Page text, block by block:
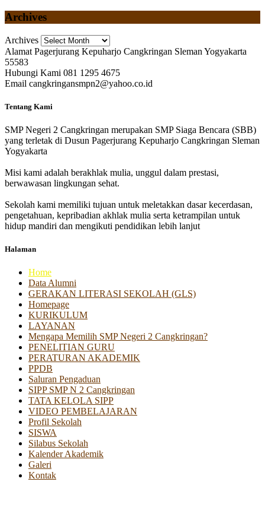
Archives
Archives
Alamat Pagerjurang Kepuharjo Cangkringan Sleman Yogyakarta
55583
Hubungi Kami 081 1295 4675
Email cangkringansmpn2@yahoo.co.id
Tentang Kami
SMP Negeri 2 Cangkringan merupakan SMP Siaga Bencara (SBB)
yang terletak di Dusun Pagerjurang Kepuharjo Cangkringan Sleman
Yogyakarta
Misi kami adalah berakhlak mulia, unggul dalam prestasi,
berwawasan lingkungan sehat.
Sekolah kami memiliki tujuan untuk meletakkan dasar kecerdasan,
pengetahuan, kepribadian akhlak mulia serta ketrampilan untuk
hidup mandiri dan mengikuti pendidikan lebih lanjut
Halaman
Home
Data Alumni
GERAKAN LITERASI SEKOLAH (GLS)
Homepage
KURIKULUM
LAYANAN
Mengapa Memilih SMP Negeri 2 Cangkringan?
PENELITIAN GURU
PERATURAN AKADEMIK
PPDB
Saluran Pengaduan
SIPP SMP N 2 Cangkringan
TATA KELOLA SIPP
VIDEO PEMBELAJARAN
Profil Sekolah
SISWA
Silabus Sekolah
Kalender Akademik
Galeri
Kontak